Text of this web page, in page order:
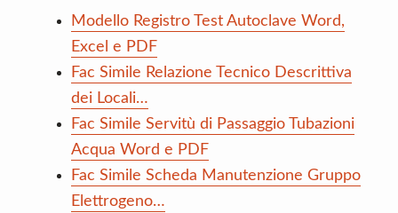
Modello Registro Test Autoclave Word,
Excel e PDF
Fac Simile Relazione Tecnico Descrittiva
dei Locali…
Fac Simile Servitù di Passaggio Tubazioni
Acqua Word e PDF
Fac Simile Scheda Manutenzione Gruppo
Elettrogeno…